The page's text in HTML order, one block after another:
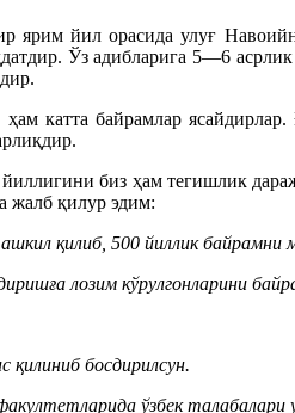
йил орасида улуғ
Ўз адибларига 5—6
катта байрамлар ясайдирлар.
биз ҳам тегишлик
жалб қилур эдим:
қилиб, 500 йиллик
лозим кўрулгонларини
қилиниб босдирилсун.
ўзбек талабалари